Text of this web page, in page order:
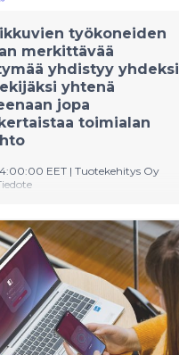
työkoneiden
merkittävää
yhdistyy yhdeksi
yhtenä
jopa
toimialan
EET | Tuotekehitys Oy
on vaikuttava askel
liikkuvien työkoneiden
kansallisen kasvustrategian
kolminkertaista
tuplattua työllistävyyttä ja
ajatusjohtajuutta.